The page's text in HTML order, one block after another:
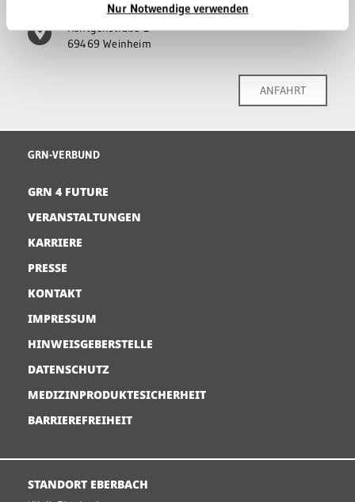
Nur Notwendige verwenden
Röntgenstraße 1
69469 Weinheim
ANFAHRT
GRN-VERBUND
GRN 4 FUTURE
VERANSTALTUNGEN
KARRIERE
PRESSE
KONTAKT
IMPRESSUM
HINWEISGEBERSTELLE
DATENSCHUTZ
MEDIZINPRODUKTESICHERHEIT
BARRIEREFREIHEIT
STANDORT EBERBACH